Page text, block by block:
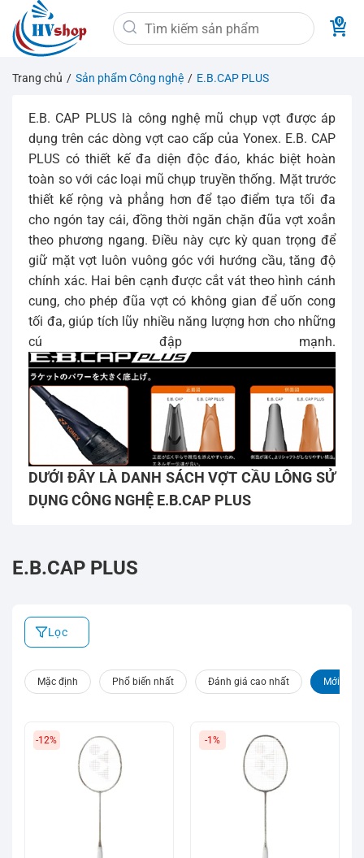
qua
nội
dung
Tìm
kiếm:
Trang chủ / Sản phẩm Công nghệ / E.B.CAP PLUS
E.B. CAP PLUS là công nghệ mũ chụp vợt được áp
dụng trên các dòng vợt cao cấp của Yonex. E.B. CAP
PLUS có thiết kế đa diện độc đáo, khác biệt hoàn
toàn so với các loại mũ chụp truyền thống. Mặt trước
thiết kế rộng và phẳng hơn để tạo điểm tựa tối đa
cho ngón tay cái, đồng thời ngăn chặn đũa vợt xoắn
theo phương ngang. Điều này cực kỳ quan trọng để
giữ mặt vợt luôn vuông góc với hướng cầu, tăng độ
chính xác. Hai bên cạnh được cắt vát theo hình cánh
cung, cho phép đũa vợt có không gian để uốn cong
tối đa, giúp tích lũy nhiều năng lượng hơn cho những
cú đập mạnh.
DƯỚI ĐÂY LÀ DANH SÁCH VỢT CẦU LÔNG SỬ
DỤNG CÔNG NGHỆ E.B.CAP PLUS
E.B.CAP PLUS
Lọc
Mặc định Phổ biến nhất Đánh giá cao nhất Mới nhất
-12% -1%